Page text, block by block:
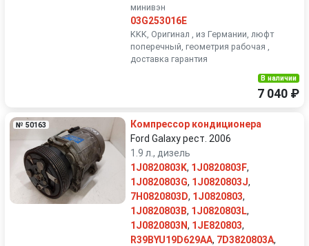
минивэн
03G253016E
KKK, Оригинал , из Германии, люфт
поперечный, геометрия рабочая ,
доставка гарантия
В наличии
7 040 ₽
№ 50163
Компрессор кондиционера
Ford Galaxy рест. 2006
1.9 л., дизель
1J0820803K, 1J0820803F,
1J0820803G, 1J0820803J,
7H0820803D, 1J0820803,
1J0820803B, 1J0820803L,
1J0820803N, 1JE820803,
R39BYU19D629AA, 7D3820803A,